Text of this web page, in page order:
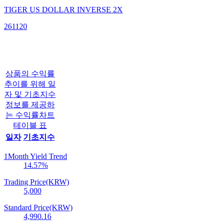
TIGER US DOLLAR INVERSE 2X
261120
상품의 수익률
추이를 위해 일
자 및 기초지수
정보를 제공하
는 수익률차트
테이블 표
일자 기초지수
1Month Yield Trend
14.57%
Trading Price(KRW)
5,000
Standard Price(KRW)
4,990.16